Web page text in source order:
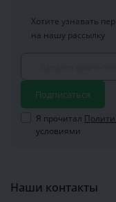
Хотите узнавать
на нашу рассылку
Подписаться
Я прочитал
условиями
Наши контакты